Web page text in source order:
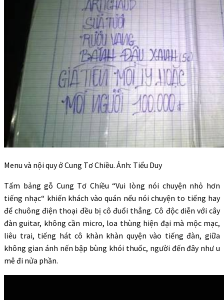
Menu và nội quy ở Cung Tơ Chiều. Ảnh: Tiểu Duy
Tấm bảng gỗ Cung Tơ Chiều “Vui lòng nói chuyện nhỏ hơn
tiếng nhạc“ khiến khách vào quán nếu nói chuyện to tiếng hay
để chuông điện thoại đều bị cô đuổi thẳng. Cô độc diễn với cây
đàn guitar, không cần micro, loa thùng hiện đại mà mộc mạc,
liêu trai, tiếng hát cô khàn khàn quyện vào tiếng đàn, giữa
không gian ánh nến bập bùng khói thuốc, người đến đây như u
mê đi nửa phần.